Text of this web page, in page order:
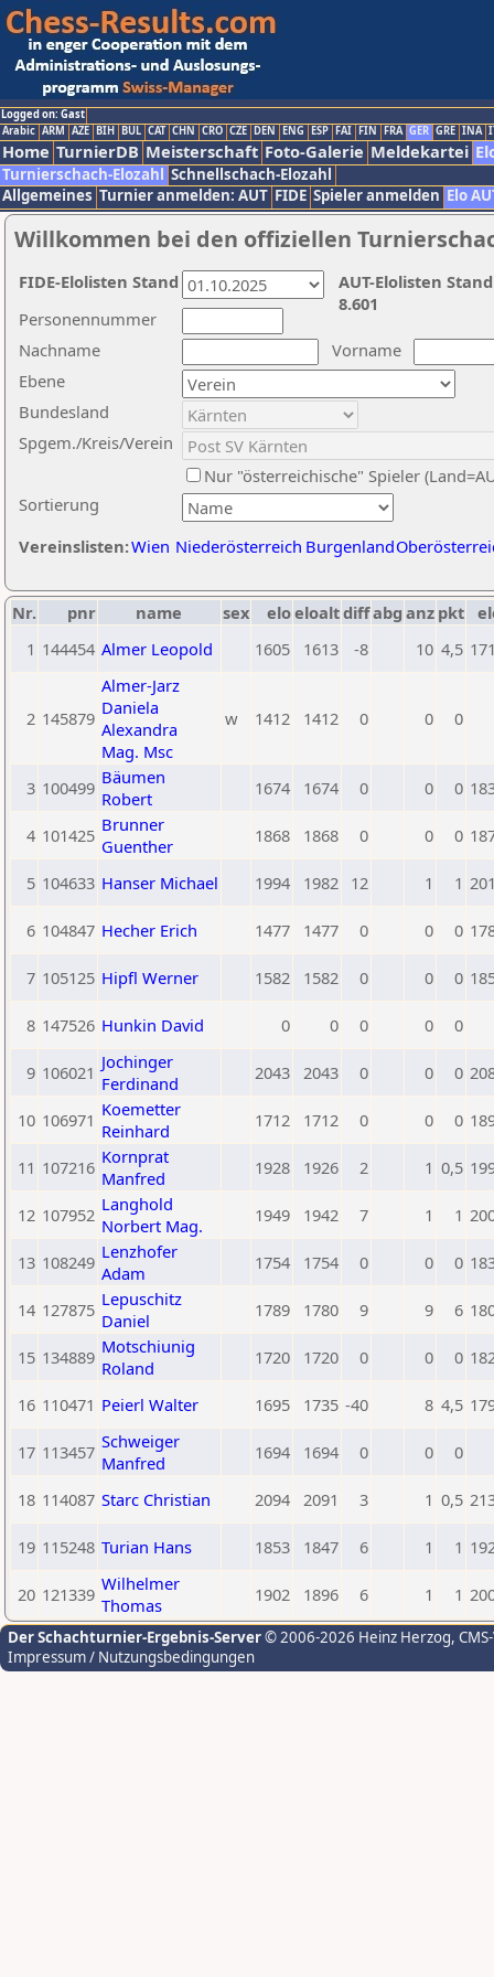
Logged on: Gast
Arabic ARM AZE BIH BUL CAT CHN CRO CZE DEN ENG ESP FAI FIN FRA GER GRE INA
Home TurnierDB Meisterschaft Foto-Galerie Meldekartei
Turnierschach-Elozahl Schnellschach-Elozahl
Allgemeines Turnier anmelden: AUT FIDE Spieler anmelden Elo
Willkommen bei den offiziellen
Nachname
Vorname
Ebene
Sortierung
Personennummer
Bundesland
Spgem./Kreis/Verein
Nur "österreichische" Spieler
Vereinslisten:Wien Niederösterreich Burgenland
AUT-Elolisten
8.601
FIDE-Elolisten Stand
Nr. pnr name sex eloeloaltdiffabg anz pkt
1 144454 Almer Leopold 1605 1613 -8 10 4,5
2 145879
Almer-Jarz
Daniela
Alexandra
Mag. Msc
w 1412 1412 0 0 0
3 100499 Bäumen
Robert
1674 1674 0 0 0
4 101425 Brunner
Guenther
1868 1868 0 0 0
5 104633 Hanser Michael 1994 1982 12 1 1
6 104847 Hecher Erich 1477 1477 0 0 0
7 105125 Hipfl Werner 1582 1582 0 0 0
8 147526 Hunkin David 0 0 0 0 0
9 106021 Jochinger
Ferdinand
2043 2043 0 0 0
10 106971 Koemetter
Reinhard
1712 1712 0 0 0
11 107216 Kornprat
Manfred
1928 1926 2 1 0,5
12 107952 Langhold
Norbert Mag.
1949 1942 7 1 1
13 108249 Lenzhofer
Adam
1754 1754 0 0 0
14 127875 Lepuschitz
Daniel
1789 1780 9 9 6
15 134889 Motschiunig
Roland
1720 1720 0 0 0
16 110471 Peierl Walter 1695 1735 -40 8 4,5
17 113457 Schweiger
Manfred
1694 1694 0 0 0
18 114087 Starc Christian 2094 2091 3 1 0,5
19 115248 Turian Hans 1853 1847 6 1 1
20 121339 Wilhelmer
Thomas
1902 1896 6 1 1
Der Schachturnier-Ergebnis-Server© 2006-2026 Heinz Herzog,
Impressum / Nutzungsbedingungen